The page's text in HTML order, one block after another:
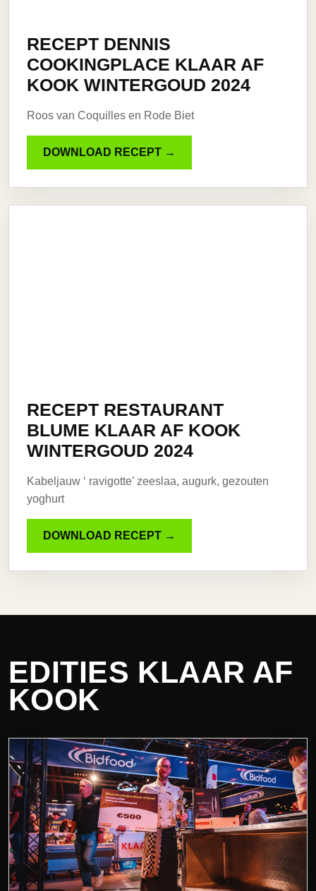
RECEPT DENNIS
COOKINGPLACE KLAAR AF
KOOK WINTERGOUD 2024
Roos van Coquilles en Rode Biet
DOWNLOAD RECEPT →
RECEPT RESTAURANT
BLUME KLAAR AF KOOK
WINTERGOUD 2024
Kabeljauw ‘ ravigotte’ zeeslaa, augurk, gezouten
yoghurt
DOWNLOAD RECEPT →
EDITIES KLAAR AF
KOOK